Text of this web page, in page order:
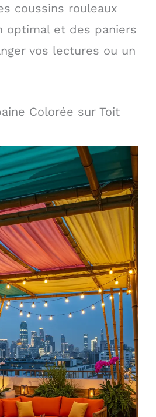
coussins rouleaux
optimal et des paniers
vos lectures ou un
Colorée sur Toit